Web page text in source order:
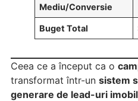
Mediu/Conversie
Buget Total
Ceea ce a început ca o
transformat într-un sistem
generare de lead-uri